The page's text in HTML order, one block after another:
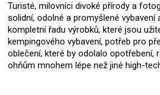
Turisté, milovníci divoké přírody a
solidní, odolné a promyšlené vybavení
kompletní řadu výrobků, které jsou
kempingového vybavení, potřeb pro
oblečení, které by odolalo opotřebení,
ohňům mnohem lépe než jiné high-